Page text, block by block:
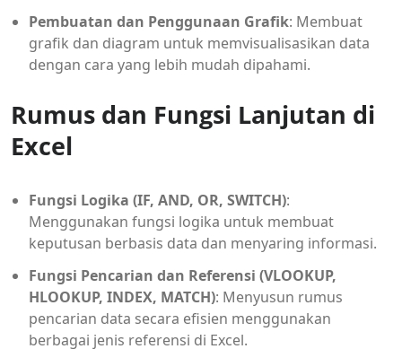
Pembuatan dan Penggunaan Grafik: Membuat
grafik dan diagram untuk memvisualisasikan data
dengan cara yang lebih mudah dipahami.
Rumus dan Fungsi Lanjutan di
Excel
Fungsi Logika (IF, AND, OR, SWITCH):
Menggunakan fungsi logika untuk membuat
keputusan berbasis data dan menyaring informasi.
Fungsi Pencarian dan Referensi (VLOOKUP,
HLOOKUP, INDEX, MATCH): Menyusun rumus
pencarian data secara efisien menggunakan
berbagai jenis referensi di Excel.